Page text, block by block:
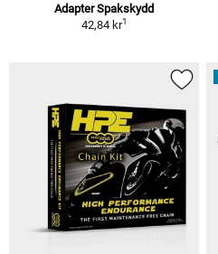
Adapter Spakskydd
42,84 kr1